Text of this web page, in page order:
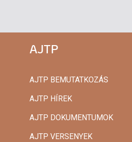
AJTP
AJTP BEMUTATKOZÁS
AJTP HÍREK
AJTP DOKUMENTUMOK
AJTP VERSENYEK